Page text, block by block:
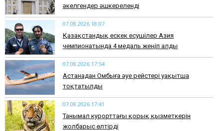
әкелгендер әшкереленді
07.08.2026 18:07
Қазақстандық ескек есушілер Азия
чемпионатында 4 медаль жеңіп алды
07.08.2026 17:54
Астанадан Омбыға әуе рейстері уақытша
тоқтатылды
07.08.2026 17:41
​Танымал курорттағы қорық қызметкерін
жолбарыс өлтірді